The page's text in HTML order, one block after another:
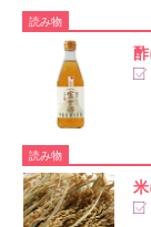
読み物
読み物